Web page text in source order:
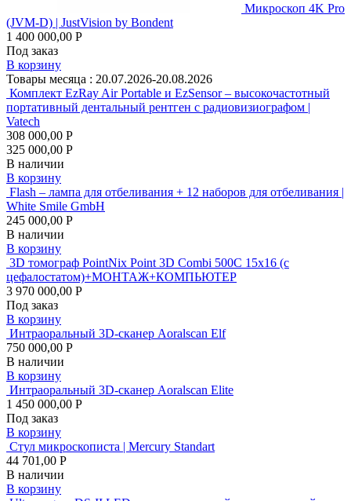
Микроскоп 4K Pro
(JVM-D) | JustVision by Bondent
1 400 000,00 Р
Под заказ
В корзину
Товары месяца : 20.07.2026-20.08.2026
Комплект EzRay Air Portable и EzSensor – высокочастотный
портативный дентальный рентген с радиовизиографом |
Vatech
308 000,00 Р
325 000,00 Р
В наличии
В корзину
Flash – лампа для отбеливания + 12 наборов для отбеливания |
White Smile GmbH
245 000,00 Р
В наличии
В корзину
3D томограф PointNix Point 3D Combi 500C 15х16 (с
цефалостатом)+МОНТАЖ+КОМПЬЮТЕР
3 970 000,00 Р
Под заказ
В корзину
Интраоральный 3D-сканер Aoralscan Elf
750 000,00 Р
В наличии
В корзину
Интраоральный 3D-сканер Aoralscan Elite
1 450 000,00 Р
Под заказ
В корзину
Стул микроскописта | Mercury Standart
44 701,00 Р
В наличии
В корзину